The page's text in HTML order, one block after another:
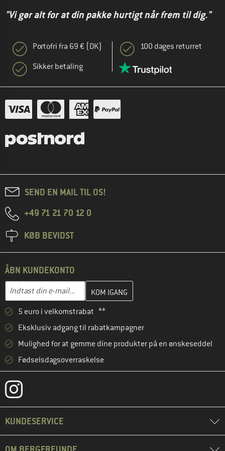
"Vi gør alt for at din pakke hurtigt når frem til dig."
Portofri fra 69 € (DK)
Sikker betaling
100 dages returret
SEND EN MAIL TIL OS!
+49 71 21 70 12 0
KØB BEVIDST
ÅBN KUNDEKONTO
E-mail-adresse
Indtast din e-mailadresse her, og opret i næste trin din
5 euro i velkomstrabat **
Eksklusiv adgang til rabatkampagner
Mulighed for at gemme dine produkter på en ønskeseddel
Fødselsdagsoverraskelse
KUNDESERVICE